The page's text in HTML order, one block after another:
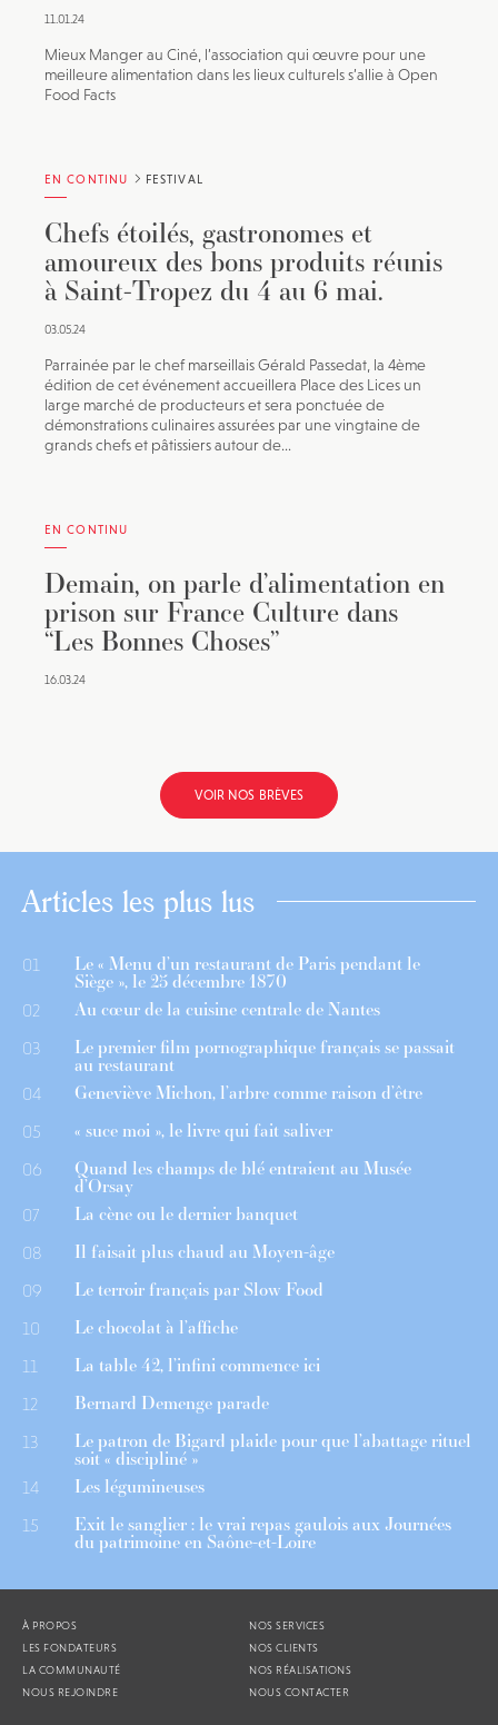
11.01.24
Mieux Manger au Ciné, l’association qui œuvre pour une
meilleure alimentation dans les lieux culturels s’allie à Open
Food Facts
EN CONTINU FESTIVAL
Chefs étoilés, gastronomes et
amoureux des bons produits réunis
à Saint-Tropez du 4 au 6 mai.
03.05.24
Parrainée par le chef marseillais Gérald Passedat, la 4ème
édition de cet événement accueillera Place des Lices un
large marché de producteurs et sera ponctuée de
démonstrations culinaires assurées par une vingtaine de
grands chefs et pâtissiers autour de...
EN CONTINU
Demain, on parle d’alimentation en
prison sur France Culture dans
“Les Bonnes Choses”
16.03.24
VOIR NOS BRÈVES
Articles les plus lus
01 Le « Menu d’un restaurant de Paris pendant le
Siège », le 25 décembre 1870
02 Au cœur de la cuisine centrale de Nantes
03 Le premier film pornographique français se passait
au restaurant
04 Geneviève Michon, l’arbre comme raison d’être
05 « suce moi », le livre qui fait saliver
06 Quand les champs de blé entraient au Musée
d’Orsay
07 La cène ou le dernier banquet
08 Il faisait plus chaud au Moyen-âge
09 Le terroir français par Slow Food
10 Le chocolat à l’affiche
11 La table 42, l’infini commence ici
12 Bernard Demenge parade
13 Le patron de Bigard plaide pour que l’abattage rituel
soit « discipliné »
14 Les légumineuses
15 Exit le sanglier : le vrai repas gaulois aux Journées
du patrimoine en Saône-et-Loire
À PROPOS
LES FONDATEURS
LA COMMUNAUTÉ
NOUS REJOINDRE
NOS SERVICES
NOS CLIENTS
NOS RÉALISATIONS
NOUS CONTACTER